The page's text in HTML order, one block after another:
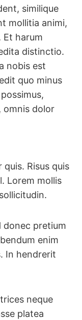
similique
mollitia animi,
Et harum
distinctio.
nobis est
quo minus
omnis dolor
Risus quis
Lorem mollis
donec pretium
enim
In hendrerit
neque
platea